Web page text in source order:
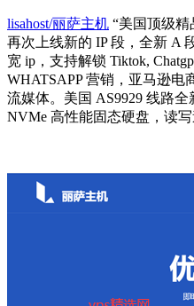
lisahost/丽萨主机 “美国顶级精
再次上线新的 IP 段，全新 A
宽 ip，支持解锁 Tiktok,
WHATSAPP 营销，亚马逊电
流媒体。美国 AS9929 线路全
NVMe 高性能固态硬盘，读写